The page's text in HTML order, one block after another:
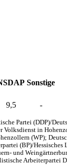
Sonstige
9,5 -
Partei (DDP)/
in
(WP);
(BP)/Hessisches
und
Arbeiterpartei